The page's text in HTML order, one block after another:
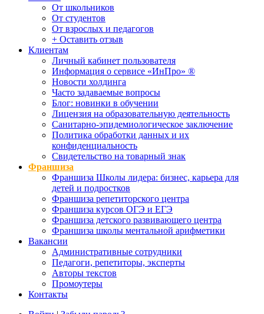
От школьников
От студентов
От взрослых и педагогов
+ Оставить отзыв
Клиентам
Личный кабинет пользователя
Информация о сервисе «ИнПро» ®
Новости холдинга
Часто задаваемые вопросы
Блог: новинки в обучении
Лицензия на образовательную деятельность
Санитарно-эпидемиологическое заключение
Политика обработки данных и их
конфиденциальность
Свидетельство на товарный знак
Франшиза
Франшиза Школы лидера: бизнес, карьера для
детей и подростков
Франшиза репетиторского центра
Франшиза курсов ОГЭ и ЕГЭ
Франшиза детского развивающего центра
Франшиза школы ментальной арифметики
Вакансии
Административные сотрудники
Педагоги, репетиторы, эксперты
Авторы текстов
Промоутеры
Контакты